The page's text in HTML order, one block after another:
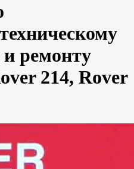
ремонту
214, Rover